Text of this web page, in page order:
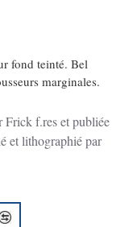
fond teinté. Bel
marginales.
Frick f.res et publiée
et lithographié par